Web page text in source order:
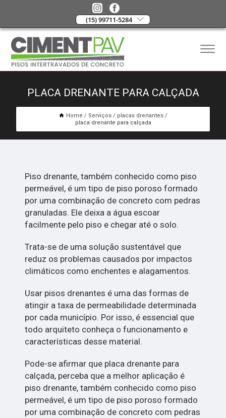
(15) 99711-5284
PLACA DRENANTE PARA CALÇADA
Home Serviços
placas drenantes
placa drenante para calçada
Piso drenante, também conhecido como piso
permeável, é um tipo de piso poroso formado
por uma combinação de concreto com pedras
granuladas. Ele deixa a água escoar
facilmente pelo piso e chegar até o solo.
Trata-se de uma solução sustentável que
reduz os problemas causados por impactos
climáticos como enchentes e alagamentos.
Usar pisos drenantes é uma das formas de
atingir a taxa de permeabilidade determinada
por cada município. Por isso, é essencial que
todo arquiteto conheça o funcionamento e
características desse material.
Pode-se afirmar que placa drenante para
calçada, perceba que a melhor aplicação é
piso drenante, também conhecido como piso
permeável, é um tipo de piso poroso formado
por uma combinação de concreto com pedras